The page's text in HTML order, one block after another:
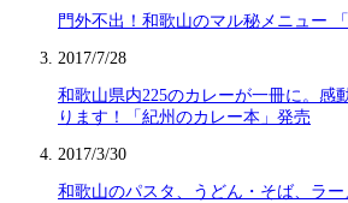
門外不出！和歌山のマル秘メニュー
2017/7/28
和歌山県内225のカレーが一冊に。感
ります！「紀州のカレー本」発売
2017/3/30
和歌山のパスタ、うどん・そば、ラ